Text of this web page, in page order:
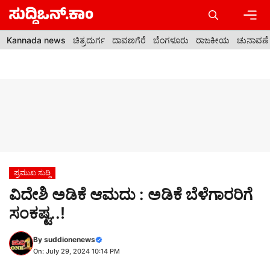
Skip
content
Kannada news ಚಿತ್ರದುರ್ಗ ದಾವಣಗೆರೆ ಬೆಂಗಳೂರು ರಾಜಕೀಯ ಚುನಾವಣೆ
ಪ್ರಮುಖ ಸುದ್ದಿ
ವಿದೇಶಿ ಅಡಿಕೆ ಆಮದು : ಅಡಿಕೆ ಬೆಳೆಗಾರರಿಗೆ
ಸಂಕಷ್ಟ..!
By suddionenews
On: July 29, 2024 10:14 PM